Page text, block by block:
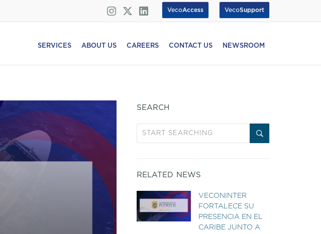
VecoSupport
VecoAccess
SERVICES ABOUT US CAREERS CONTACT US NEWSROOM
SEARCH
RELATED NEWS
VECONINTER
FORTALECE SU
PRESENCIA EN EL
CARIBE JUNTO A